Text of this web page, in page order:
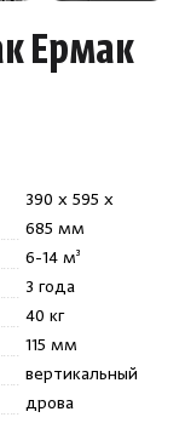
Ермак
390 x 595 x
685 мм
6-14 м³
3 года
40 кг
115 мм
вертикальный
дрова